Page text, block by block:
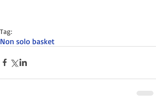
Tag:
Non solo basket